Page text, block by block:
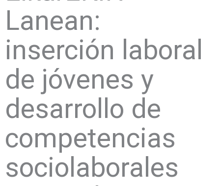
Lanean:
inserción laboral
de jóvenes y
desarrollo de
competencias
sociolaborales